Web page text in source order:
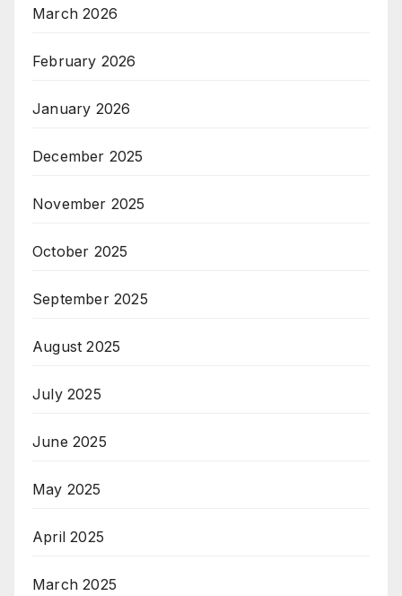
March 2026
February 2026
January 2026
December 2025
November 2025
October 2025
September 2025
August 2025
July 2025
June 2025
May 2025
April 2025
March 2025